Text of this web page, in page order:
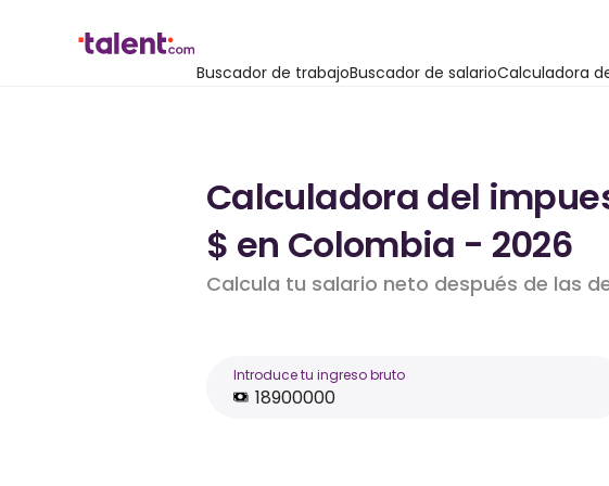
Buscador de trabajoBuscador de salarioCalculadora
Calculadora del
$ en Colombia - 2026
Calcula tu salario neto después de las
Introduce tu ingreso bruto